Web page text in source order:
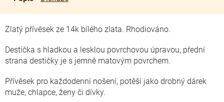
Zlatý přívěsek ze 14k bílého zlata. Rhodiováno.
Destička s hladkou a lesklou povrchovou úpravou, přední
strana destičky je s jemně matovým povrchem.
Přívěsek pro každodenní nošení, potěší jako drobný dárek
muže, chlapce, ženy či dívky.